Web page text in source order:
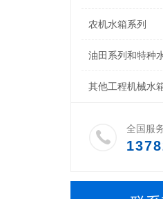
农机水箱系列
油田系列和特种
其他工程机械水
全国服